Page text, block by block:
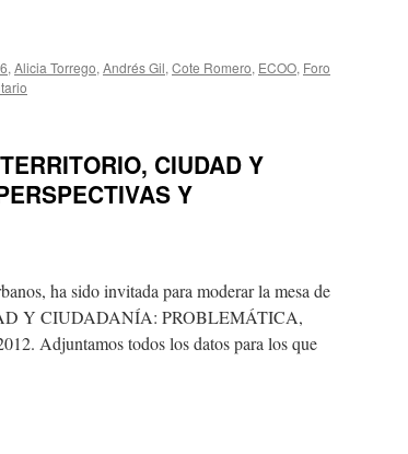
, Alicia Torrego, Andrés Gil, Cote Romero, ECOO, Foro
CIUDAD Y
Y
ha sido invitada para moderar la mesa de
Y CIUDADANÍA: PROBLEMÁTICA,
Adjuntamos todos los datos para los que